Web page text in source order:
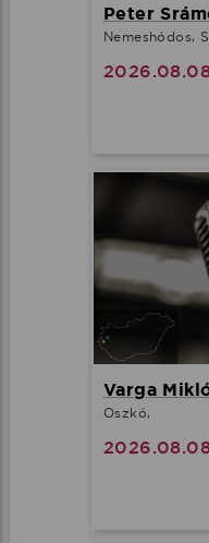
Peter
Nemeshódos,
Varga
Oszkó,